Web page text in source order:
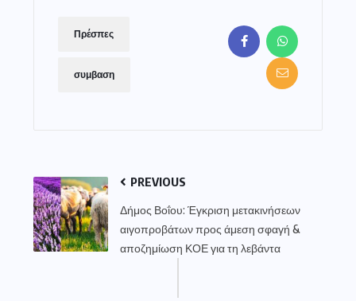
Πρέσπες
συμβαση
PREVIOUS
Δήμος Βοΐου: Έγκριση μετακινήσεων
αιγοπροβάτων προς άμεση σφαγή &
αποζημίωση ΚΟΕ για τη λεβάντα